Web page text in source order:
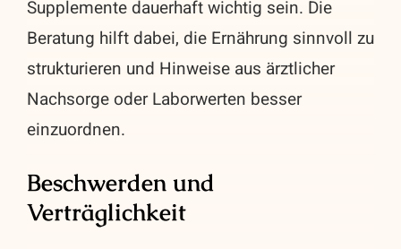
Supplemente dauerhaft wichtig sein. Die
Beratung hilft dabei, die Ernährung sinnvoll zu
strukturieren und Hinweise aus ärztlicher
Nachsorge oder Laborwerten besser
einzuordnen.
Beschwerden und
Verträglichkeit